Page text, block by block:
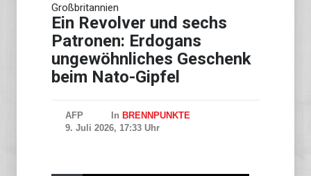
Erneut hunderte Flugausfälle
durch Taifun ''Dolphin'' in
China
Großbritannien
Ein Revolver und sechs
Patronen: Erdogans
ungewöhnliches Geschenk
beim Nato-Gipfel
AFP In BRENNPUNKTE
9. Juli 2026, 17:33 Uhr